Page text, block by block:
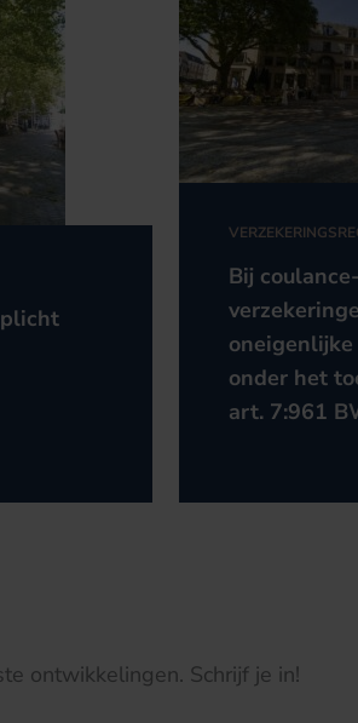
Bij
onder het
art. 7:961
ontwikkelingen. Schrijf je in!